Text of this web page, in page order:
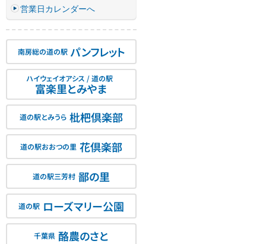
営業日カレンダーへ
南房総の道の駅 パンフレット
ハイウェイオアシス / 道の駅
富楽里とみやま
道の駅とみうら 枇杷倶楽部
道の駅おおつの里 花倶楽部
道の駅三芳村 鄙の里
道の駅 ローズマリー公園
千葉県 酪農のさと